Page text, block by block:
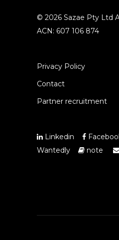
© 2026 Sazae Pty Ltd
ACN: 607 106 874
Privacy Policy
Contact
Partner recruitment
Linkedin
Wantedly
note